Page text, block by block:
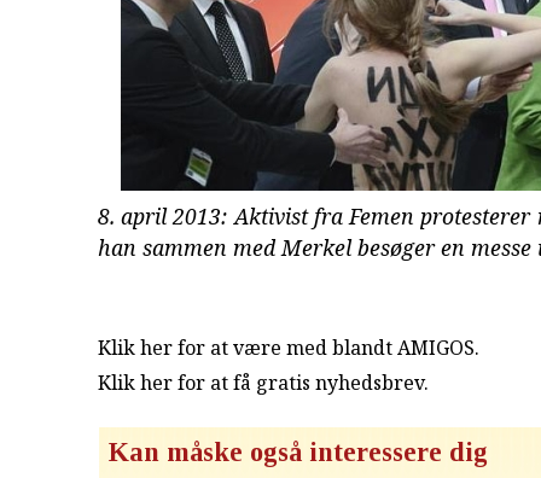
8. april 2013: Aktivist fra Femen protesterer
han sammen med Merkel besøger en
Klik her for at være med blandt AMIGOS.
Klik her for at få gratis nyhedsbrev.
Kan måske også interessere dig